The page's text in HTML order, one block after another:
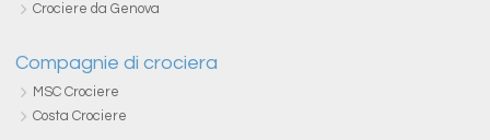
Crociere da Genova
Compagnie di crociera
MSC Crociere
Costa Crociere